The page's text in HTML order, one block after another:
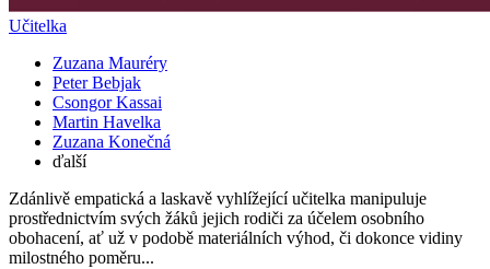
Učitelka
Zuzana Mauréry
Peter Bebjak
Csongor Kassai
Martin Havelka
Zuzana Konečná
ďalší
Zdánlivě empatická a laskavě vyhlížející učitelka manipuluje
prostřednictvím svých žáků jejich rodiči za účelem osobního
obohacení, ať už v podobě materiálních výhod, či dokonce vidiny
milostného poměru...